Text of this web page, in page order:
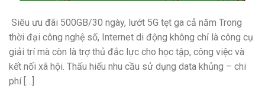
Siêu ưu đãi 500GB/30 ngày, lướt 5G tẹt ga cả năm Trong
thời đại công nghệ số, Internet di động không chỉ là công cụ
giải trí mà còn là trợ thủ đắc lực cho học tập, công việc và
kết nối xã hội. Thấu hiểu nhu cầu sử dụng data khủng – chi
phí […]